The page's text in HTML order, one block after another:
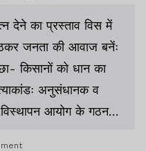
देने का प्रस्ताव विस में
जनता की आवाज बनेंः
किसानों को धान का
अनुसंधानक व
आयोग के गठन